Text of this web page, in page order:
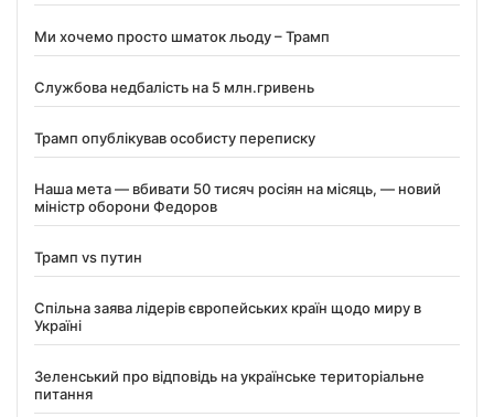
Ми хочемо просто шматок льоду – Трамп
Службова недбалість на 5 млн.гривень
Трамп опублікував особисту переписку
Наша мета — вбивати 50 тисяч росіян на місяць, — новий
міністр оборони Федоров
Трамп vs путин
Спільна заява лідерів європейських країн щодо миру в
Україні
Зеленський про відповідь на українське територіальне
питання